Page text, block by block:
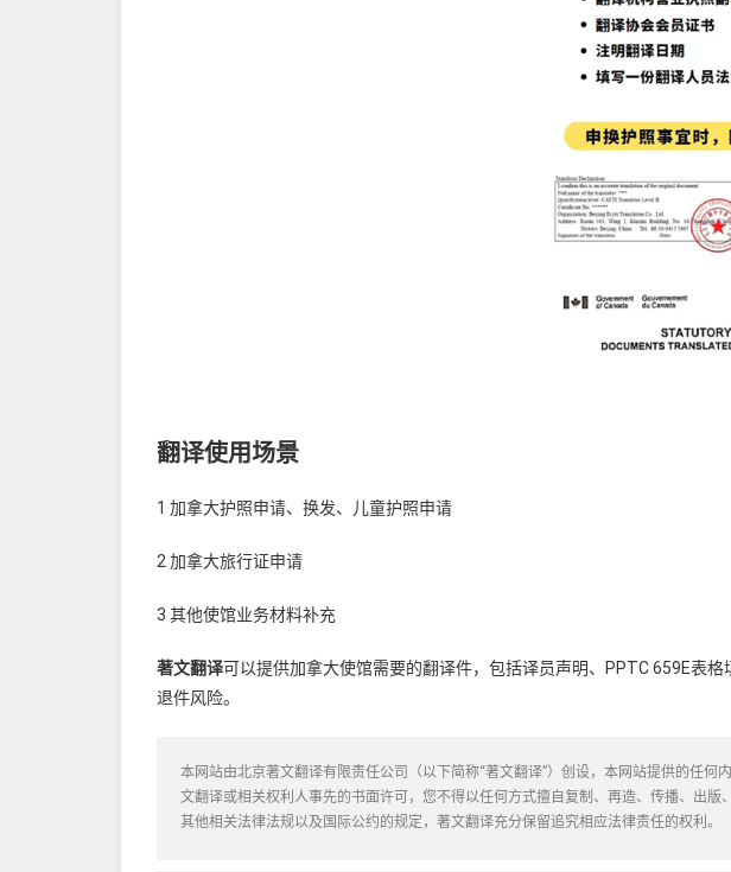
翻译使用场景
1 加拿大护照申请、换发、儿童护照申请
2 加拿大旅行证申请
3 其他使馆业务材料补充
著文翻译可以提供加拿大使馆需要的翻译件，包括译员声明、PPTC 659E表
退件风险。
本网站由北京著文翻译有限责任公司（以下简称“著文翻译”）创设，本网站提供的任
文翻译或相关权利人事先的书面许可，您不得以任何方式擅自复制、再造、传播、出
其他相关法律法规以及国际公约的规定，著文翻译充分保留追究相应法律责任的权利。